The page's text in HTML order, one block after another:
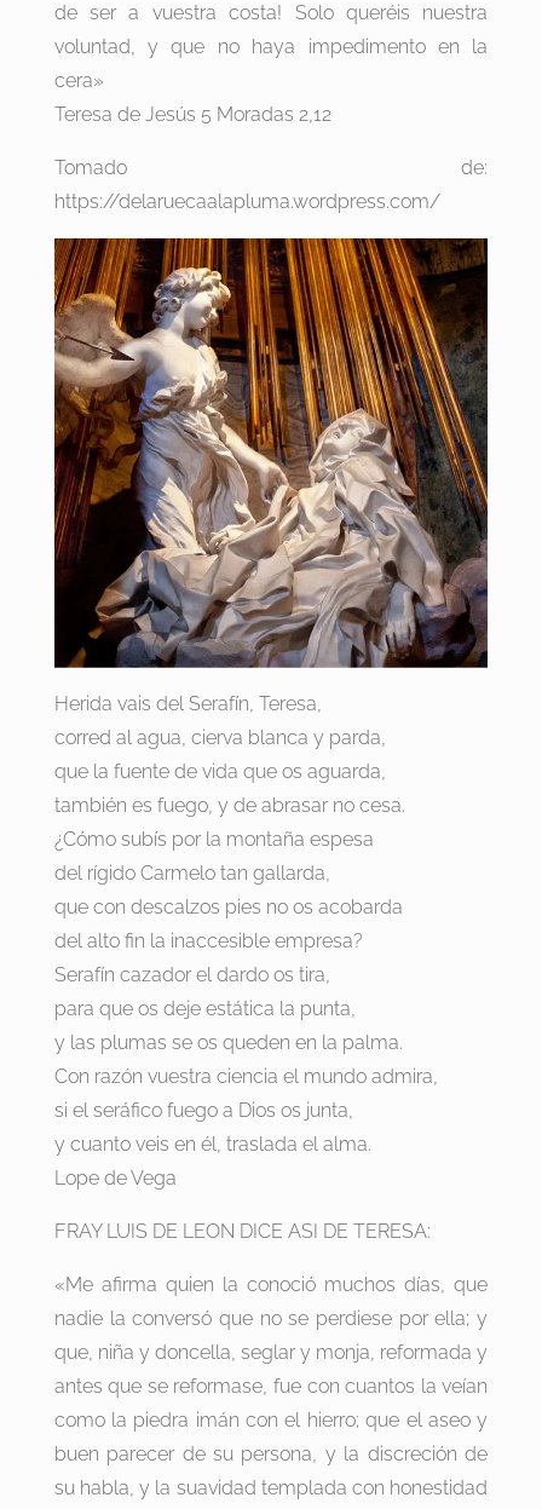
de ser a vuestra costa! Solo queréis nuestra
voluntad, y que no haya impedimento en la
cera»
Teresa de Jesús 5 Moradas 2,12
Tomado de:
https://delaruecaalapluma.wordpress.com/
Herida vais del Serafín, Teresa,
corred al agua, cierva blanca y parda,
que la fuente de vida que os aguarda,
también es fuego, y de abrasar no cesa.
¿Cómo subís por la montaña espesa
del rígido Carmelo tan gallarda,
que con descalzos pies no os acobarda
del alto fin la inaccesible empresa?
Serafín cazador el dardo os tira,
para que os deje estática la punta,
y las plumas se os queden en la palma.
Con razón vuestra ciencia el mundo admira,
si el seráfico fuego a Dios os junta,
y cuanto veis en él, traslada el alma.
Lope de Vega
FRAY LUIS DE LEON DICE ASI DE TERESA:
«Me afirma quien la conoció muchos días, que
nadie la conversó que no se perdiese por ella; y
que, niña y doncella, seglar y monja, reformada y
antes que se reformase, fue con cuantos la veían
como la piedra imán con el hierro; que el aseo y
buen parecer de su persona, y la discreción de
su habla, y la suavidad templada con honestidad